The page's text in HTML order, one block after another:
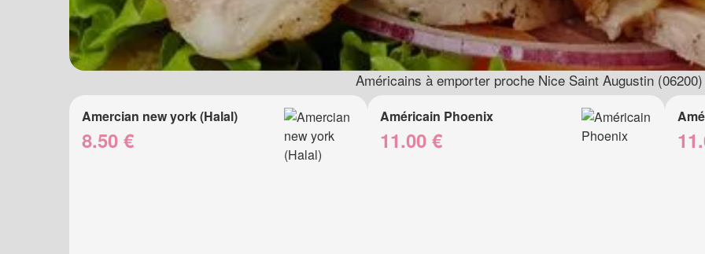
Américains à emporter proche Nice Saint Augustin (06200)
Amercian new york (Halal)
8.50 €
Américain Phoenix
11.00 €